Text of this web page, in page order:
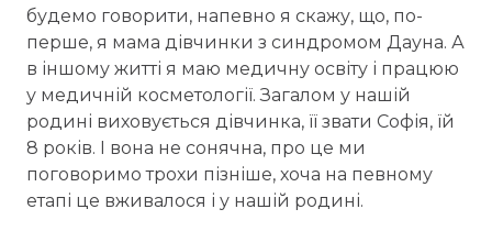
будемо говорити, напевно я скажу, що, по-
перше, я мама дівчинки з синдромом Дауна. А
в іншому житті я маю медичну освіту і працюю
у медичній косметології. Загалом у нашій
родині виховується дівчинка, її звати Софія, їй
8 років. І вона не сонячна, про це ми
поговоримо трохи пізніше, хоча на певному
етапі це вживалося і у нашій родині.